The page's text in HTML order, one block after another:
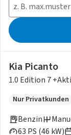
Kia Picanto
1.0 Edition 7
Nur Privatkunden
Benzin
63 PS (46 kW)